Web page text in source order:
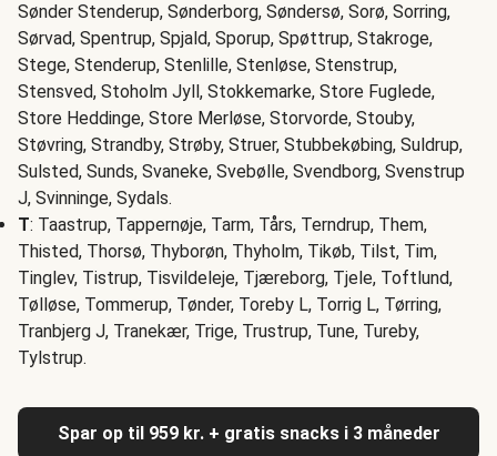
Sønder Stenderup, Sønderborg, Søndersø, Sorø, Sorring,
Sørvad, Spentrup, Spjald, Sporup, Spøttrup, Stakroge,
Stege, Stenderup, Stenlille, Stenløse, Stenstrup,
Stensved, Stoholm Jyll, Stokkemarke, Store Fuglede,
Store Heddinge, Store Merløse, Storvorde, Stouby,
Støvring, Strandby, Strøby, Struer, Stubbekøbing, Suldrup,
Sulsted, Sunds, Svaneke, Svebølle, Svendborg, Svenstrup
J, Svinninge, Sydals.
T: Taastrup, Tappernøje, Tarm, Tårs, Terndrup, Them,
Thisted, Thorsø, Thyborøn, Thyholm, Tikøb, Tilst, Tim,
Tinglev, Tistrup, Tisvildeleje, Tjæreborg, Tjele, Toftlund,
Tølløse, Tommerup, Tønder, Toreby L, Torrig L, Tørring,
Tranbjerg J, Tranekær, Trige, Trustrup, Tune, Tureby,
Tylstrup.
Spar op til 959 kr. + gratis snacks i 3 måneder